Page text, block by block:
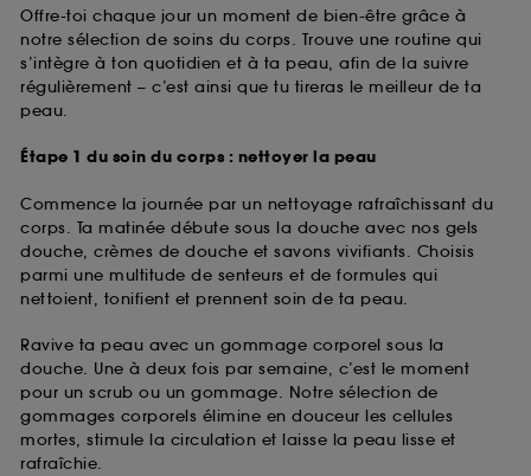
Offre-toi chaque jour un moment de bien-être grâce à
notre sélection de soins du corps. Trouve une routine qui
s’intègre à ton quotidien et à ta peau, afin de la suivre
régulièrement – c’est ainsi que tu tireras le meilleur de ta
peau.
Étape 1 du soin du corps : nettoyer la peau
Commence la journée par un nettoyage rafraîchissant du
corps. Ta matinée débute sous la douche avec nos gels
douche, crèmes de douche et savons vivifiants. Choisis
parmi une multitude de senteurs et de formules qui
nettoient, tonifient et prennent soin de ta peau.
Ravive ta peau avec un gommage corporel sous la
douche. Une à deux fois par semaine, c’est le moment
pour un scrub ou un gommage. Notre sélection de
gommages corporels élimine en douceur les cellules
mortes, stimule la circulation et laisse la peau lisse et
rafraîchie.